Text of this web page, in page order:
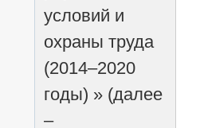
условий и
охраны труда
(2014–2020
годы) » (далее
–